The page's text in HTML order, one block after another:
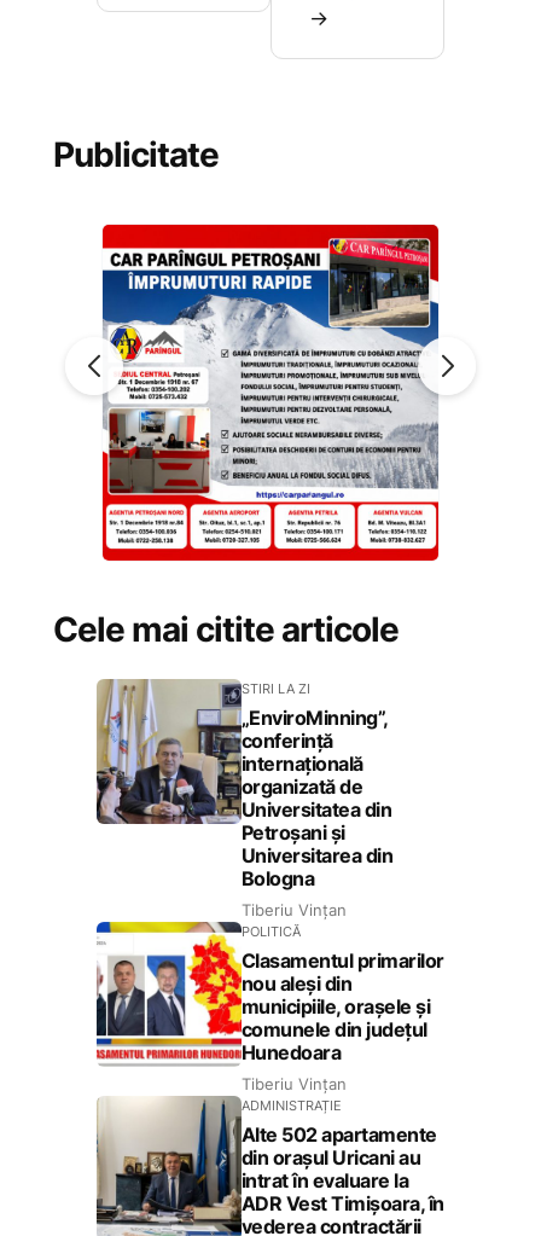
→
Publicitate
Cele mai citite articole
STIRI LA ZI
„EnviroMinning”,
conferință
internațională
organizată de
Universitatea din
Petroșani și
Universitarea din
Bologna
Tiberiu Vințan
POLITICĂ
Clasamentul primarilor
nou aleși din
municipiile, orașele și
comunele din județul
Hunedoara
Tiberiu Vințan
ADMINISTRAȚIE
Alte 502 apartamente
din orașul Uricani au
intrat în evaluare la
ADR Vest Timișoara, în
vederea contractării